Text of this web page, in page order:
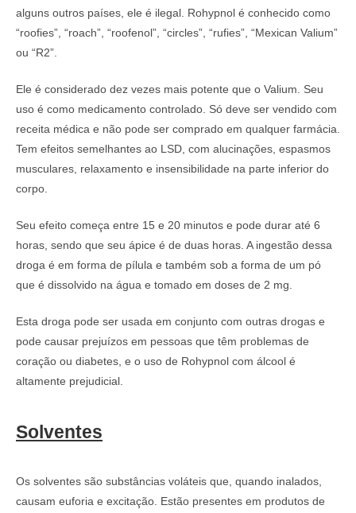
alguns outros países, ele é ilegal. Rohypnol é conhecido como
“roofies”, “roach”, “roofenol”, “circles”, “rufies”, “Mexican Valium”
ou “R2”.
Ele é considerado dez vezes mais potente que o Valium. Seu
uso é como medicamento controlado. Só deve ser vendido com
receita médica e não pode ser comprado em qualquer farmácia.
Tem efeitos semelhantes ao LSD, com alucinações, espasmos
musculares, relaxamento e insensibilidade na parte inferior do
corpo.
Seu efeito começa entre 15 e 20 minutos e pode durar até 6
horas, sendo que seu ápice é de duas horas. A ingestão dessa
droga é em forma de pílula e também sob a forma de um pó
que é dissolvido na água e tomado em doses de 2 mg.
Esta droga pode ser usada em conjunto com outras drogas e
pode causar prejuízos em pessoas que têm problemas de
coração ou diabetes, e o uso de Rohypnol com álcool é
altamente prejudicial.
Solventes
Os solventes são substâncias voláteis que, quando inalados,
causam euforia e excitação. Estão presentes em produtos de